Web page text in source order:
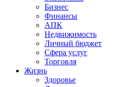
Бизнес
Финансы
АПК
Недвижимость
Личный бюджет
Сфера услуг
Торговля
Жизнь
Здоровье